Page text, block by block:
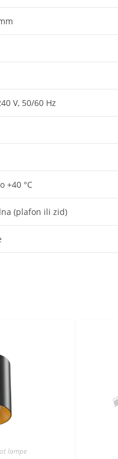
V, 50/60 Hz
+40 °C
(plafon ili zid)
lampe